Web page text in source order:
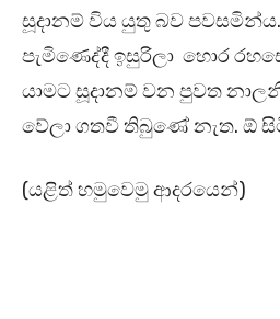
සූදානම් විය යුතු බව
පැමිණෙද්දී ඉසුරිලා හොර
යාමට සූදානම් වන පුවත
වේලා ගතවී තිබුණේ නැත. ඕ
(යළිත් හමුවෙමු ආදරයෙන්)